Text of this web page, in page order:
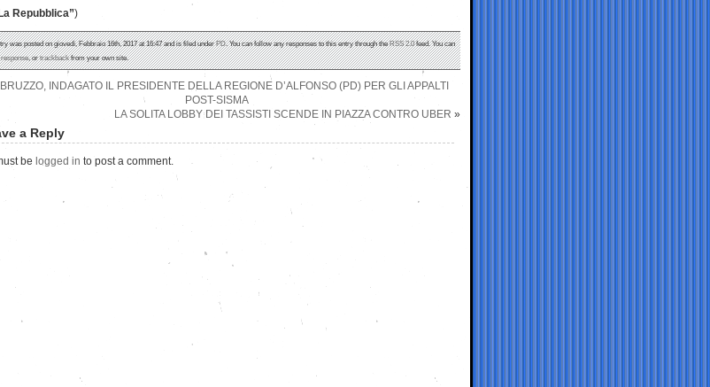
Repubblica”)
was posted on giovedì, Febbraio 16th, 2017 at 16:47 and is filed underPD. You can follow any responses to this entry through theRSS 2.0feed. You can
, ortrackbackfrom your own site.
INDAGATO IL PRESIDENTE DELLA REGIONE D’ALFONSO (PD) PER GLI APPALTI
POST-SISMA
LA SOLITA LOBBY DEI TASSISTI SCENDE IN PIAZZA CONTRO UBER »
a Reply
be logged in to post a comment.